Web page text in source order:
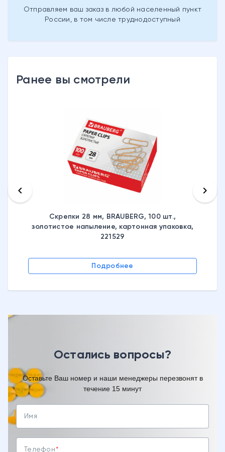
Отправляем ваш заказ в любой населенный пункт
России, в том числе труднодоступный
Ранее вы смотрели
Скрепки 28 мм, BRAUBERG, 100 шт.,
золотистое напыление, картонная упаковка,
221529
Подробнее
keyboard_arrow_left keyboard_arrow_right
Остались вопросы?
Оставьте Ваш номер и наши менеджеры перезвонят в
течение 15 минут
Имя
Телефон